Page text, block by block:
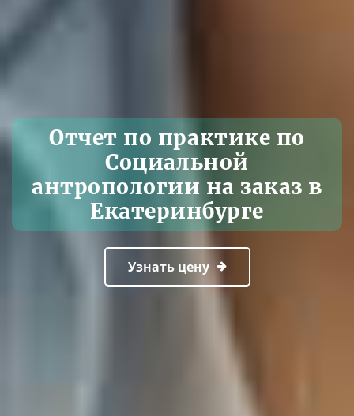
Отчет по практике по
Социальной
антропологии на заказ в
Екатеринбурге
Узнать цену